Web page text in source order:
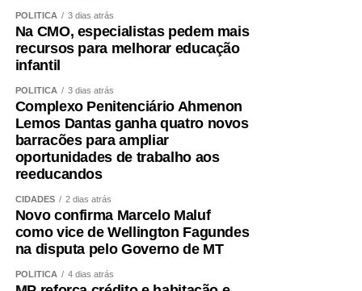
POLÍTICA 3 dias atrás
Na CMO, especialistas pedem mais
recursos para melhorar educação
infantil
POLÍTICA 3 dias atrás
Complexo Penitenciário Ahmenon
Lemos Dantas ganha quatro novos
barracões para ampliar
oportunidades de trabalho aos
reeducandos
CIDADES 2 dias atrás
Novo confirma Marcelo Maluf
como vice de Wellington Fagundes
na disputa pelo Governo de MT
POLÍTICA 4 dias atrás